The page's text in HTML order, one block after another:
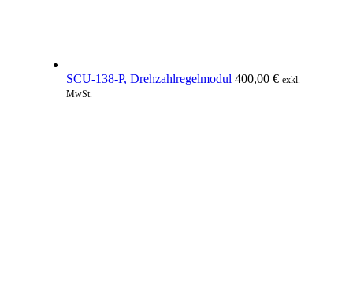
SCU-138-P, Drehzahlregelmodul 400,00 € exkl.
MwSt.